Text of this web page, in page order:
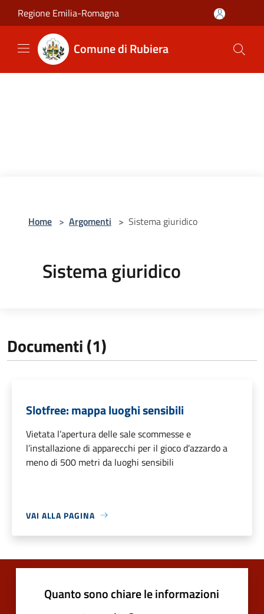
Salta al contenuto principale
Regione Emilia-Romagna
Comune di Rubiera
Home > Argomenti > Sistema giuridico
Sistema giuridico
Documenti (1)
Slotfree: mappa luoghi sensibili
Vietata l’apertura delle sale scommesse e
l’installazione di apparecchi per il gioco d’azzardo a
meno di 500 metri da luoghi sensibili
VAI ALLA PAGINA
Quanto sono chiare le informazioni